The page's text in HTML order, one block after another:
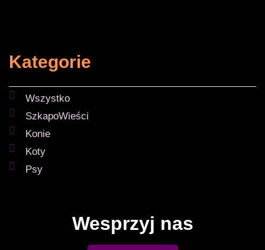
Kategorie
Wszystko
SzkapoWieści
Konie
Koty
Psy
Wesprzyj nas